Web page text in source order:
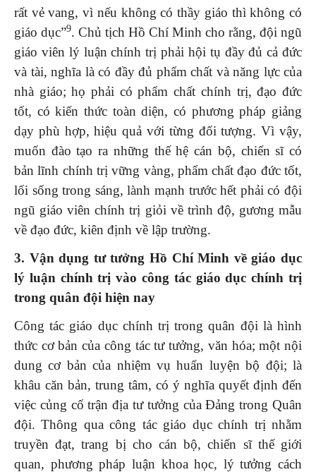
rất vẻ vang, vì nếu không có thầy giáo thì không có
giáo dục”9. Chủ tịch Hồ Chí Minh cho rằng, đội ngũ
giáo viên lý luận chính trị phải hội tụ đầy đủ cả đức
và tài, nghĩa là có đầy đủ phẩm chất và năng lực của
nhà giáo; họ phải có phẩm chất chính trị, đạo đức
tốt, có kiến thức toàn diện, có phương pháp giảng
dạy phù hợp, hiệu quả với từng đối tượng. Vì vậy,
muốn đào tạo ra những thế hệ cán bộ, chiến sĩ có
bản lĩnh chính trị vững vàng, phẩm chất đạo đức tốt,
lối sống trong sáng, lành mạnh trước hết phải có đội
ngũ giáo viên chính trị giỏi về trình độ, gương mẫu
về đạo đức, kiên định về lập trường.
3. Vận dụng tư tưởng Hồ Chí Minh về giáo dục
lý luận chính trị vào công tác giáo dục chính trị
trong quân đội hiện nay
Công tác giáo dục chính trị trong quân đội là hình
thức cơ bản của công tác tư tưởng, văn hóa; một nội
dung cơ bản của nhiệm vụ huấn luyện bộ đội; là
khâu căn bản, trung tâm, có ý nghĩa quyết định đến
việc củng cố trận địa tư tưởng của Đảng trong Quân
đội. Thông qua công tác giáo dục chính trị nhằm
truyền đạt, trang bị cho cán bộ, chiến sĩ thế giới
quan, phương pháp luận khoa học, lý tưởng cách